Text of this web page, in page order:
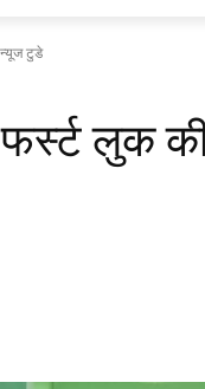
टुडे
लुक